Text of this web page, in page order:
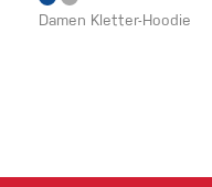
Damen Kletter-Hoodie